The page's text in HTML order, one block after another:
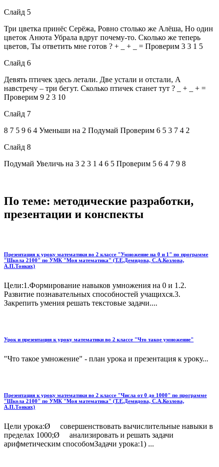
Слайд 5
Три цветка принёс Серёжа, Ровно столько же Алёша, Но один
цветок Анюта Убрала вдруг почему-то. Сколько же теперь
цветов, Ты ответить мне готов ? + _ + _ = Проверим 3 3 1 5
Слайд 6
Девять птичек здесь летали. Две устали и отстали, А
навстречу – три бегут. Сколько птичек станет тут ? _ + _ + =
Проверим 9 2 3 10
Слайд 7
8 7 5 9 6 4 Уменьши на 2 Подумай Проверим 6 5 3 7 4 2
Слайд 8
Подумай Увеличь на 3 2 3 1 4 6 5 Проверим 5 6 4 7 9 8
По теме: методические разработки,
презентации и конспекты
Презентация к уроку математики во 2 классе "Умножение на 0 и 1" по программе
"Школа 2100" по УМК "Моя математика" (Т.Е.Демидова, С.А.Козлова,
А.П.Тонких)
Цели:1.Формирование навыков умножения на 0 и 1.2.
Развитие познавательных способностей учащихся.3.
Закрепить умения решать текстовые задачи....
Урок и презентация к уроку математики во 2 классе "Что такое умножение"
"Что такое умножение" - план урока и презентация к уроку...
Презентация к уроку математики во 2 классе "Числа от 0 до 1000" по программе
"Школа 2100" по УМК "Моя математика" (Т.Е.Демидова, С.А.Козлова,
А.П.Тонких)
Цели урока:Ø совершенствовать вычислительные навыки в
пределах 1000;Ø анализировать и решать задачи
арифметическим способомЗадачи урока:1) ...